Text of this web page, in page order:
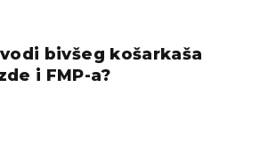
bivšeg košarkaša
i FMP-a?